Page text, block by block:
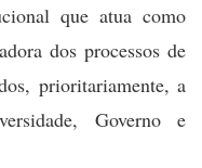
que atua como
dos processos de
prioritariamente, a
Governo e